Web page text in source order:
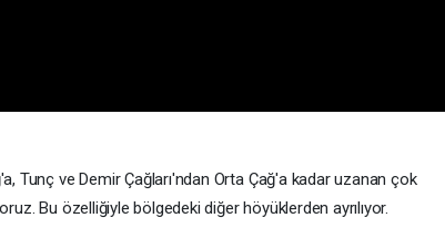
Tunç ve Demir Çağları'ndan Orta Çağ'a kadar uzanan çok
Bu özelliğiyle bölgedeki diğer höyüklerden ayrılıyor.